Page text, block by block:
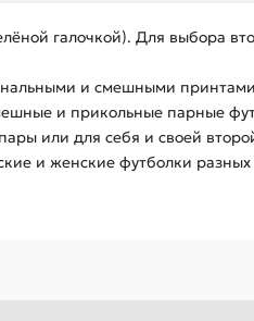
галочкой). Для выбора
и смешными
и прикольные парные
или для себя и своей
и женские футболки